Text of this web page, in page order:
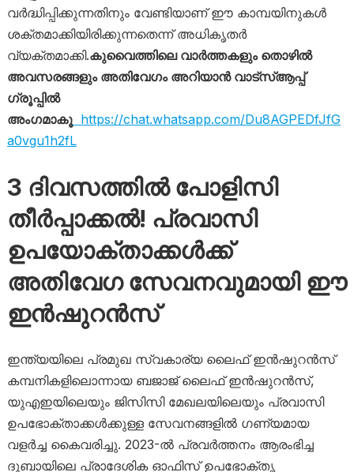
വർദ്ധിപ്പിക്കുന്നതിനും വേണ്ടിയാണ് ഈ കാമ്പയിനുകൾ
ശക്തമാക്കിയിരിക്കുന്നതെന്ന് അധികൃതർ
വ്യക്തമാക്കി.കുവൈത്തിലെ വാർത്തകളും തൊഴിൽ
അവസരങ്ങളും അതിവേഗം അറിയാൻ വാട്സ്ആപ്പ്
ഗ്രൂപ്പിൽ
അംഗമാകൂhttps://chat.whatsapp.com/Du8AGPEDfJfG
a0vgu1h2fL
3 ദിവസത്തിൽ പോളിസി
തീർപ്പാക്കൽ! പ്രവാസി
ഉപയോക്താക്കൾക്ക്
അതിവേഗ സേവനവുമായി ഈ
ഇൻഷുറൻസ്
ഇന്ത്യയിലെ പ്രമുഖ സ്വകാര്യ ലൈഫ് ഇൻഷുറൻസ്
കമ്പനികളിലൊന്നായ ബജാജ് ലൈഫ് ഇൻഷുറൻസ്,
യുഎഇയിലെയും ജിസിസി മേഖലയിലെയും പ്രവാസി
ഉപഭോക്താക്കൾക്കുള്ള സേവനങ്ങളിൽ ഗണ്യമായ
വളർച്ച കൈവരിച്ചു. 2023-ൽ പ്രവർത്തനം ആരംഭിച്ച
ദുബായിലെ പ്രാദേശിക ഓഫിസ് ഉപഭോക്തൃ